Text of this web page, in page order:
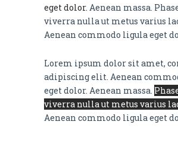
eget dolor. Aenean massa.
viverra nulla ut metus varius
Aenean commodo ligula eget
Lorem ipsum dolor sit amet,
adipiscing elit. Aenean
eget dolor. Aenean massa.
viverra nulla ut metus varius
Aenean commodo ligula eget